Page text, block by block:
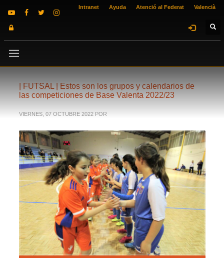
Intranet Ayuda Atenció al Federat Valencià
| FUTSAL | Estos son los grupos y calendarios de
las competiciones de Base Valenta 2022/23
VIERNES, 07 OCTUBRE 2022 POR